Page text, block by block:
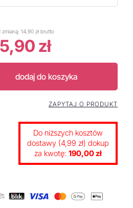
14,90 zł brutto
zł
dodaj do koszyka
ZAPYTAJ O PRODUKT
Do niższych kosztów
dostawy (4,99 zł) dokup
za kwotę: 190,00 zł